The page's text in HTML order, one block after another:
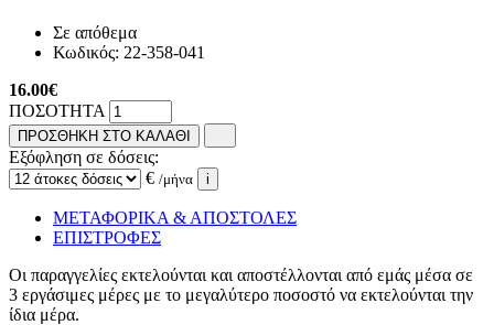
Σε απόθεμα
Κωδικός: 22-358-041
16.00€
ΠΟΣΟΤΗΤΑ
ΠΡΟΣΘΗΚΗ ΣΤΟ ΚΑΛΑΘΙ
Εξόφληση σε δόσεις:
€ /μήνα i
ΜΕΤΑΦΟΡΙΚΑ & ΑΠΟΣΤΟΛΕΣ
ΕΠΙΣΤΡΟΦΕΣ
Οι παραγγελίες εκτελούνται και αποστέλλονται από εμάς μέσα σε
3 εργάσιμες μέρες με το μεγαλύτερο ποσοστό να εκτελούνται την
ίδια μέρα.